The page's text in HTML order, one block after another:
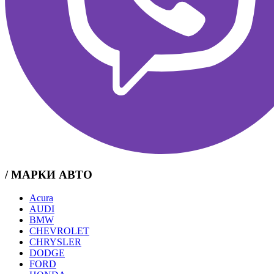
/ МАРКИ АВТО
Acura
AUDI
BMW
CHEVROLET
CHRYSLER
DODGE
FORD